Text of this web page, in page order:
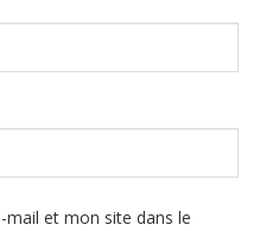
et mon site dans le